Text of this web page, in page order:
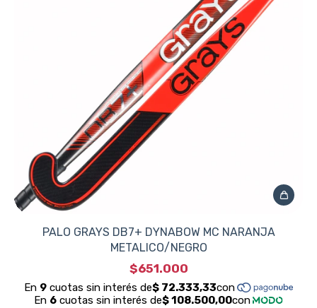
PALO GRAYS DB7+ DYNABOW MC NARANJA
METALICO/NEGRO
$651.000